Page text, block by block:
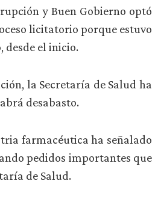
y Buen Gobierno optó
licitatorio porque estuvo
desde el inicio.
la Secretaría de Salud ha
desabasto.
farmacéutica ha señalado
pedidos importantes que
de Salud.